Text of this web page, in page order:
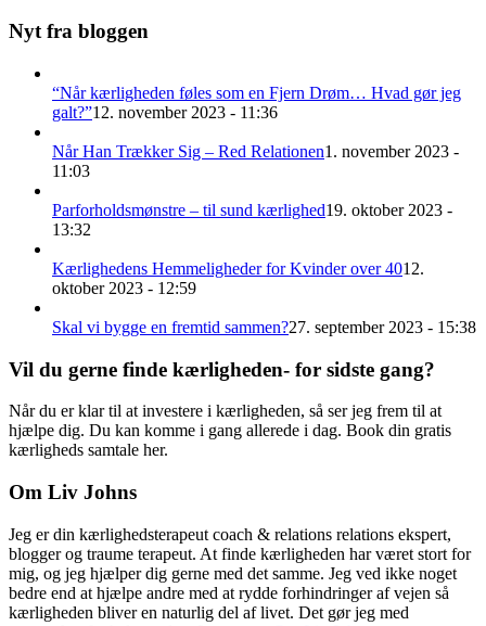
Nyt fra bloggen
“Når kærligheden føles som en Fjern Drøm… Hvad gør jeg
galt?”12. november 2023 - 11:36
Når Han Trækker Sig – Red Relationen1. november 2023 -
11:03
Parforholdsmønstre – til sund kærlighed19. oktober 2023 -
13:32
Kærlighedens Hemmeligheder for Kvinder over 4012.
oktober 2023 - 12:59
Skal vi bygge en fremtid sammen?27. september 2023 - 15:38
Vil du gerne finde kærligheden- for sidste gang?
Når du er klar til at investere i kærligheden, så ser jeg frem til at
hjælpe dig. Du kan komme i gang allerede i dag. Book din gratis
kærligheds samtale her.
Om Liv Johns
Jeg er din kærlighedsterapeut coach & relations relations ekspert,
blogger og traume terapeut. At finde kærligheden har været stort for
mig, og jeg hjælper dig gerne med det samme. Jeg ved ikke noget
bedre end at hjælpe andre med at rydde forhindringer af vejen så
kærligheden bliver en naturlig del af livet. Det gør jeg med